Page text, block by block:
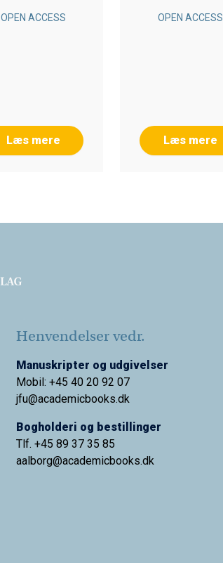
OPEN ACCESS
Læs mere
OPEN ACCESS
Læs mere
Henvendelser vedr.
Manuskripter og udgivelser
Mobil: +45 40 20 92 07
jfu@academicbooks.dk
Bogholderi og bestillinger
Tlf. +45 89 37 35 85
aalborg@academicbooks.dk